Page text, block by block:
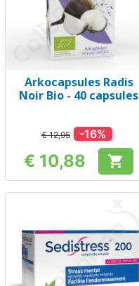
Arkocapsules Radis
Noir Bio - 40 capsules
€ 12,95 -16%
Prijs
€ 10,88 